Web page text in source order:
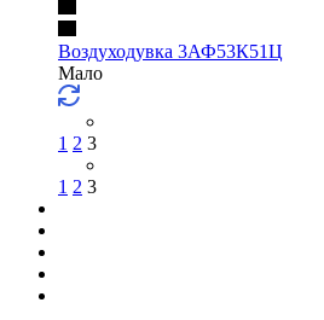
Воздуходувка 3АФ53К51Ц
Мало
1 2 3
1 2 3